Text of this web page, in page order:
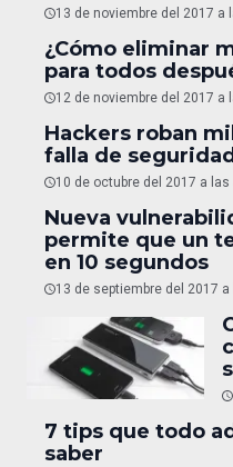
13 de noviembre del 2017 a
¿Cómo eliminar
para todos
12 de noviembre del 2017 a
Hackers roban
falla de
10 de octubre del 2017 a las
Nueva
permite que un
en 10 segundos
13 de septiembre del 2017 a
7 tips que todo
saber